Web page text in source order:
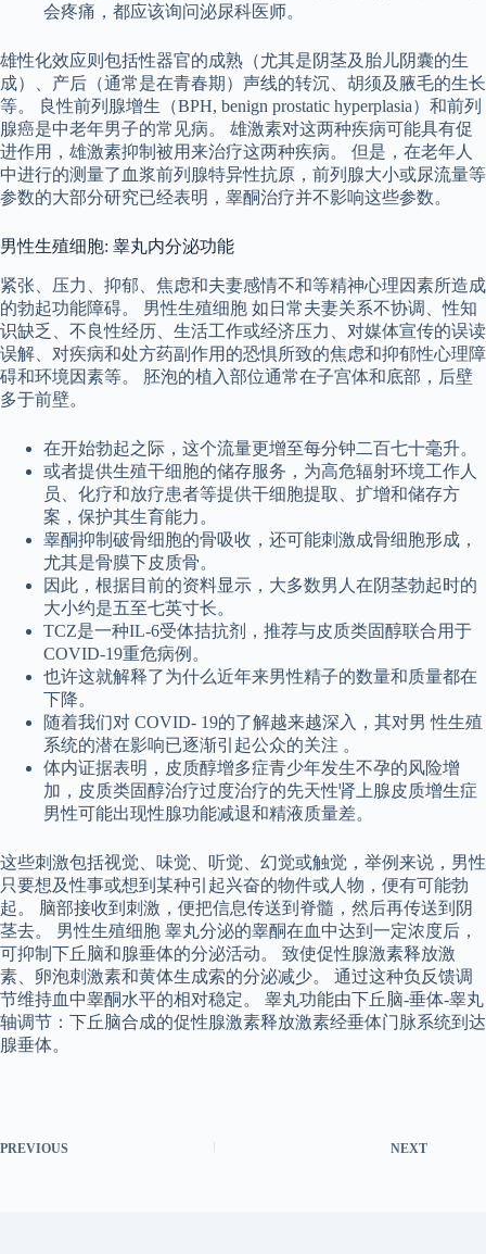
会疼痛，都应该询问泌尿科医师。
雄性化效应则包括性器官的成熟（尤其是阴茎及胎儿阴囊的生
成）、产后（通常是在青春期）声线的转沉、胡须及腋毛的生长
等。 良性前列腺增生（BPH, benign prostatic hyperplasia）和前列
腺癌是中老年男子的常见病。 雄激素对这两种疾病可能具有促
进作用，雄激素抑制被用来治疗这两种疾病。 但是，在老年人
中进行的测量了血浆前列腺特异性抗原，前列腺大小或尿流量等
参数的大部分研究已经表明，睾酮治疗并不影响这些参数。
男性生殖细胞: 睾丸内分泌功能
紧张、压力、抑郁、焦虑和夫妻感情不和等精神心理因素所造成
的勃起功能障碍。 男性生殖细胞 如日常夫妻关系不协调、性知
识缺乏、不良性经历、生活工作或经济压力、对媒体宣传的误读
误解、对疾病和处方药副作用的恐惧所致的焦虑和抑郁性心理障
碍和环境因素等。 胚泡的植入部位通常在子宫体和底部，后壁
多于前壁。
在开始勃起之际，这个流量更增至每分钟二百七十毫升。
或者提供生殖干细胞的储存服务，为高危辐射环境工作人
员、化疗和放疗患者等提供干细胞提取、扩增和储存方
案，保护其生育能力。
睾酮抑制破骨细胞的骨吸收，还可能刺激成骨细胞形成，
尤其是骨膜下皮质骨。
因此，根据目前的资料显示，大多数男人在阴茎勃起时的
大小约是五至七英寸长。
TCZ是一种IL-6受体拮抗剂，推荐与皮质类固醇联合用于
COVID-19重危病例。
也许这就解释了为什么近年来男性精子的数量和质量都在
下降。
随着我们对 COVID- 19的了解越来越深入，其对男 性生殖
系统的潜在影响已逐渐引起公众的关注 。
体内证据表明，皮质醇增多症青少年发生不孕的风险增
加，皮质类固醇治疗过度治疗的先天性肾上腺皮质增生症
男性可能出现性腺功能减退和精液质量差。
这些刺激包括视觉、味觉、听觉、幻觉或触觉，举例来说，男性
只要想及性事或想到某种引起兴奋的物件或人物，便有可能勃
起。 脑部接收到刺激，便把信息传送到脊髓，然后再传送到阴
茎去。 男性生殖细胞 睾丸分泌的睾酮在血中达到一定浓度后，
可抑制下丘脑和腺垂体的分泌活动。 致使促性腺激素释放激
素、卵泡刺激素和黄体生成索的分泌减少。 通过这种负反馈调
节维持血中睾酮水平的相对稳定。 睾丸功能由下丘脑-垂体-睾丸
轴调节：下丘脑合成的促性腺激素释放激素经垂体门脉系统到达
腺垂体。
PREVIOUS NEXT